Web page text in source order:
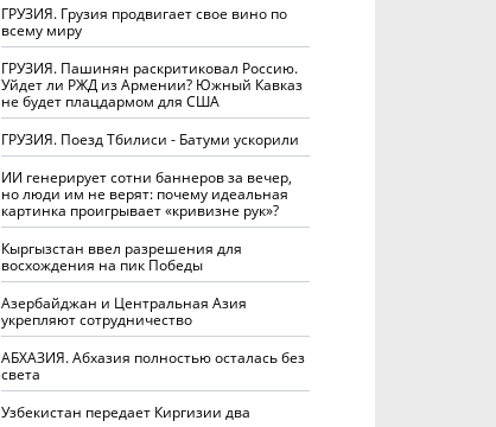
ГРУЗИЯ. Грузия продвигает свое вино по
всему миру
ГРУЗИЯ. Пашинян раскритиковал Россию.
Уйдет ли РЖД из Армении? Южный Кавказ
не будет плацдармом для США
ГРУЗИЯ. Поезд Тбилиси - Батуми ускорили
ИИ генерирует сотни баннеров за вечер,
но люди им не верят: почему идеальная
картинка проигрывает «кривизне рук»?
Кыргызстан ввел разрешения для
восхождения на пик Победы
Азербайджан и Центральная Азия
укрепляют сотрудничество
АБХАЗИЯ. Абхазия полностью осталась без
света
Узбекистан передает Киргизии два